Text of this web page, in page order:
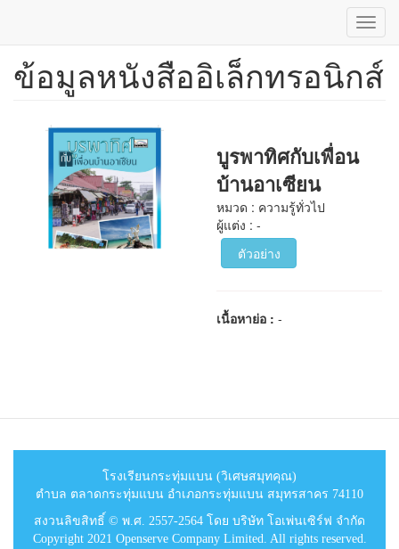
ข้าม
ข้อมูลหนังสืออิเล็กทรอนิกส์
บูรพาทิศกับเพื่อน
บ้านอาเซียน
หมวด : ความรู้ทั่วไป
ผู้แต่ง : -
ตัวอย่าง
เนื้อหาย่อ :-
โรงเรียนกระทุ่มแบน (วิเศษสมุทคุณ)
ตำบล ตลาดกระทุ่มแบน อำเภอกระทุ่มแบน สมุทรสาคร 74110
สงวนลิขสิทธิ์ © พ.ศ. 2557-2564 โดย บริษัท โอเพ่นเซิร์ฟ จำกัด
Copyright 2021 Openserve Company Limited. All rights reserved.